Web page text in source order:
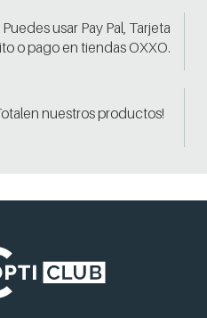
usar Pay Pal, Tarjeta
o pago en tiendas OXXO.
nuestros productos!